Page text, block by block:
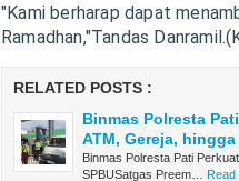
"Kami berharap dapat
Ramadhan,"Tandas
RELATED POSTS :
Binmas Polresta
ATM, Gereja, hingga
Binmas Polresta Pati
SPBUSatgas Preem…
Read